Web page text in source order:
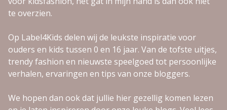
te overzien.
Op Label4Kids delen wij de leukste inspiratie voor
ouders en kids tussen 0 en 16 jaar. Van de tofste uitjes,
trendy fashion en nieuwste speelgoed tot persoonlijke
verhalen, ervaringen en tips van onze bloggers.
We hopen dan ook dat jullie hier gezellig komen lezen